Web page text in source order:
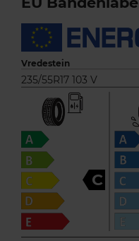
Vredestein
235/55R17 103 V
C